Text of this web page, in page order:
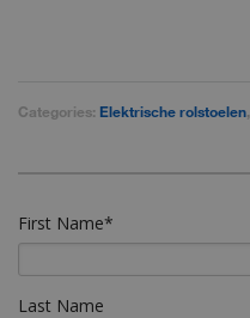
Categories: Elektrische rolstoelen,
First Name*
Last Name